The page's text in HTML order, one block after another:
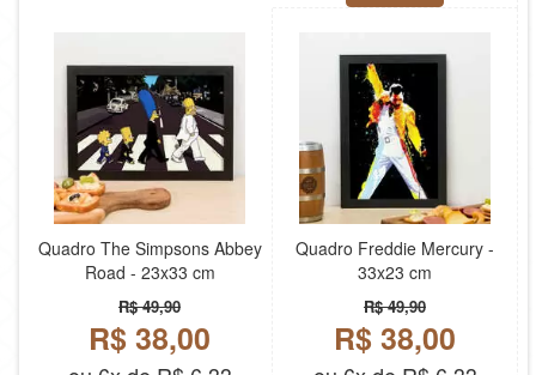
Quadro The Simpsons Abbey
Road - 23x33 cm
R$ 49,90
R$ 38,00
Quadro Freddie Mercury -
33x23 cm
R$ 49,90
R$ 38,00